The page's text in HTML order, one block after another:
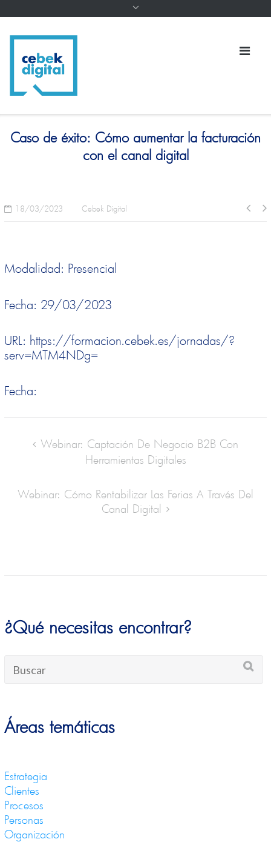
Caso de éxito: Cómo aumentar la facturación
con el canal digital
18/03/2023 Cebek Digital
Modalidad: Presencial
Fecha: 29/03/2023
URL: https://formacion.cebek.es/jornadas/?
serv=MTM4NDg=
Fecha:
Webinar: Captación De Negocio B2B Con
Herramientas Digitales
Webinar: Cómo Rentabilizar Las Ferias A Través Del
Canal Digital
¿Qué necesitas encontrar?
Áreas temáticas
Estrategia
Clientes
Procesos
Personas
Organización